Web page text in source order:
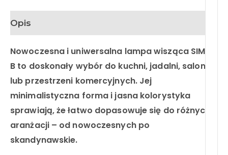
Opis
Nowoczesna i uniwersalna lampa wisząca SIMI
B to doskonały wybór do kuchni, jadalni, salonu
lub przestrzeni komercyjnych. Jej
minimalistyczna forma i jasna kolorystyka
sprawiają, że łatwo dopasowuje się do różnych
aranżacji – od nowoczesnych po
skandynawskie.